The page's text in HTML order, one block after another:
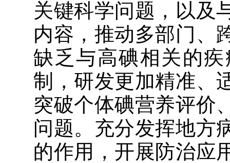
关键科学问题，以及
内容，推动多部门、
缺乏与高碘相关的
制，研发更加精准、
突破个体碘营养评价
问题。充分发挥地方
的作用，开展防治应